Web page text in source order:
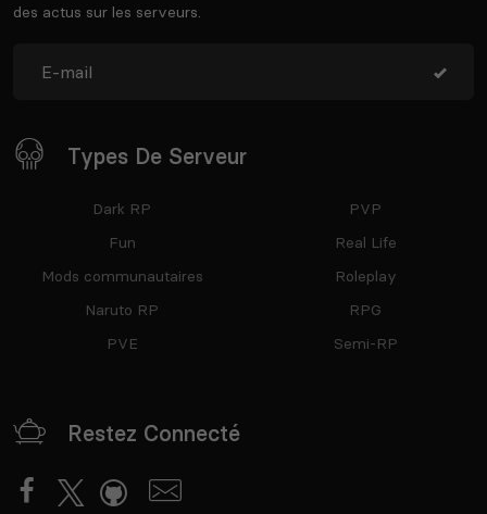
des actus sur les serveurs.
Types De Serveur
Dark RP
Fun
Mods communautaires
Naruto RP
PVE
PVP
Real Life
Roleplay
RPG
Semi-RP
Restez Connecté